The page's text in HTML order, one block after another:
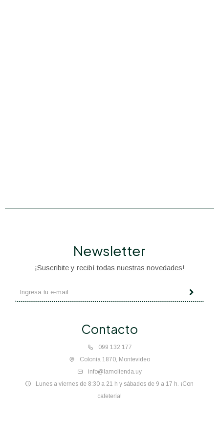
Contacto
099 132 177
Colonia 1870, Montevideo
info@lamolienda.uy
Lunes a viernes de 8:30 a 21 h y sábados de 9 a 17 h. ¡Con
cafetería!
Newsletter
¡Suscribite y recibí todas nuestras novedades!